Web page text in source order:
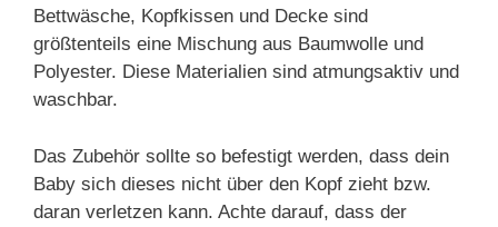
Bettwäsche, Kopfkissen und Decke sind
größtenteils eine Mischung aus Baumwolle und
Polyester. Diese Materialien sind atmungsaktiv und
waschbar.
Das Zubehör sollte so befestigt werden, dass dein
Baby sich dieses nicht über den Kopf zieht bzw.
daran verletzen kann. Achte darauf, dass der